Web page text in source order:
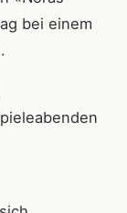
bei einem